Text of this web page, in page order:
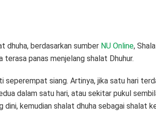
dhuha, berdasarkan sumber NU Online,
panas menjelang shalat Dhuhur.
siang. Artinya, jika satu hari
dalam satu hari, atau sekitar pukul
kemudian shalat dhuha sebagai shalat